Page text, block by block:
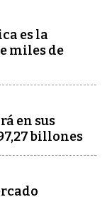
es la
miles de
en sus
billones